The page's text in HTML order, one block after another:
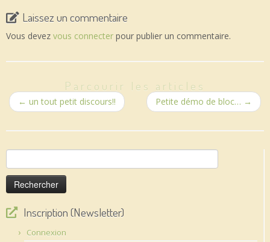
Laissez un commentaire
Vous devez vous connecter pour publier un commentaire.
Parcourir les articles
← un tout petit discours!! Petite démo de bloc… →
Rechercher :
Inscription (Newsletter)
Connexion